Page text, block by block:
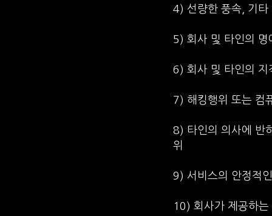
4) 선량한 풍속, 기타
5) 회사 및 타인의 명
6) 회사 및 타인의 지
7) 해킹행위 또는 컴
8) 타인의 의사에 반
위
9) 서비스의 안정적
10) 회사가 제공하